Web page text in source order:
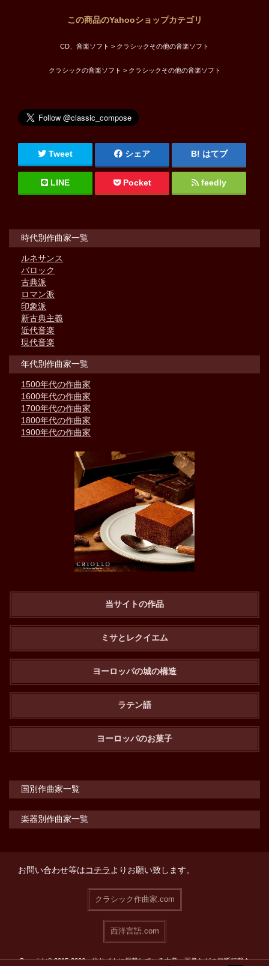
この商品のYahooショップカテゴリ
CD、音楽ソフト > クラシックその他の音楽ソフト
クラシックの音楽ソフト > クラシックその他の音楽ソフト
Tweet シェア はてブ
LINE Pocket feedly
時代別作曲家一覧
ルネサンス
バロック
古典派
ロマン派
印象派
新古典主義
近代音楽
現代音楽
年代別作曲家一覧
1500年代の作曲家
1600年代の作曲家
1700年代の作曲家
1800年代の作曲家
1900年代の作曲家
当サイトの作品
ミサとレクイエム
ヨーロッパの城の構造
ラテン語
ヨーロッパのお菓子
国別作曲家一覧
楽器別作曲家一覧
お問い合わせ等はコチラよりお願い致します。
クラシック作曲家.com
西洋言語.com
Copyright© 2015-2026 当サイトに掲載している文章・画像などの無断転載を